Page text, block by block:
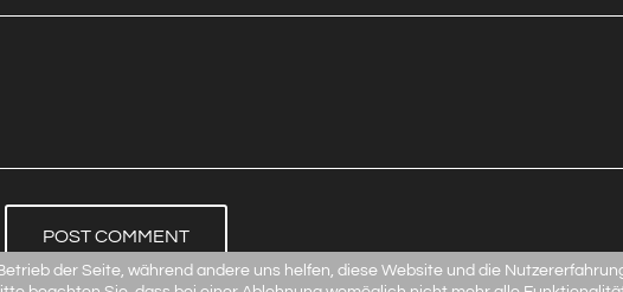
POST COMMENT
der Seite, während andere uns helfen, diese Website und die